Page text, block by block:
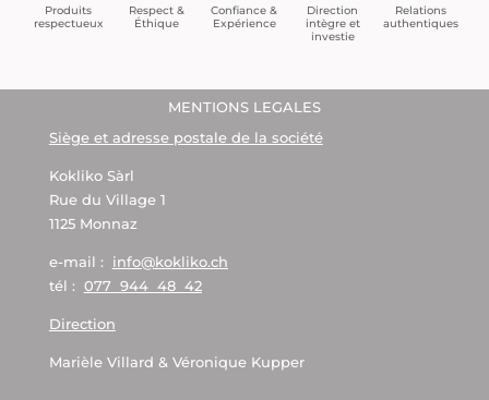
Produits
respectueux
Respect &
Éthique
Confiance &
Expérience
Direction
intègre et
investie
Relations
authentiques
MENTIONS LEGALES
Siège et adresse postale de la société
Kokliko Sàrl
Rue du Village 1
1125 Monnaz
e-mail : info@kokliko.ch
tél : 077 944 48 42
Direction
Marièle Villard & Véronique Kupper